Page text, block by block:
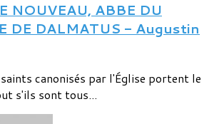
NOUVEAU, ABBE DU
DE DALMATUS - Augustin
canonisés par l'Église portent le
s'ils sont tous...